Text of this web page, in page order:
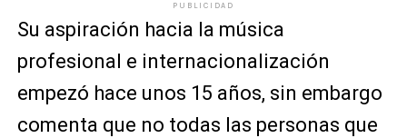
PUBLICIDAD
Su aspiración hacia la música
profesional e internacionalización
empezó hace unos 15 años, sin embargo
comenta que no todas las personas que